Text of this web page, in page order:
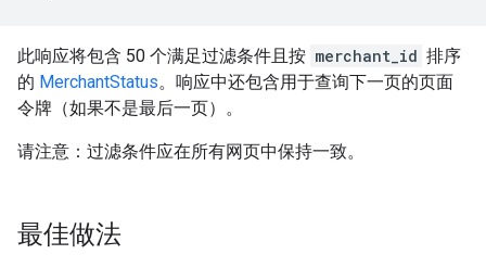
此响应将包含 50 个满足过滤条件且按 merchant_id 排序
的 MerchantStatus。响应中还包含用于查询下一页的页面
令牌（如果不是最后一页）。
请注意：过滤条件应在所有网页中保持一致。
最佳做法